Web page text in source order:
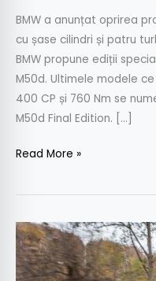
BMW a anunțat oprirea
cu șase cilindri și patru
BMW propune ediții
M50d. Ultimele modele
400 CP și 760 Nm se
M50d Final Edition. […]
Read More »
Test
drive
BMW